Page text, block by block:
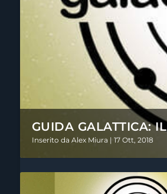
GUIDA GALATTICA:
Inserito da Alex Miura | 17 Ott, 2018